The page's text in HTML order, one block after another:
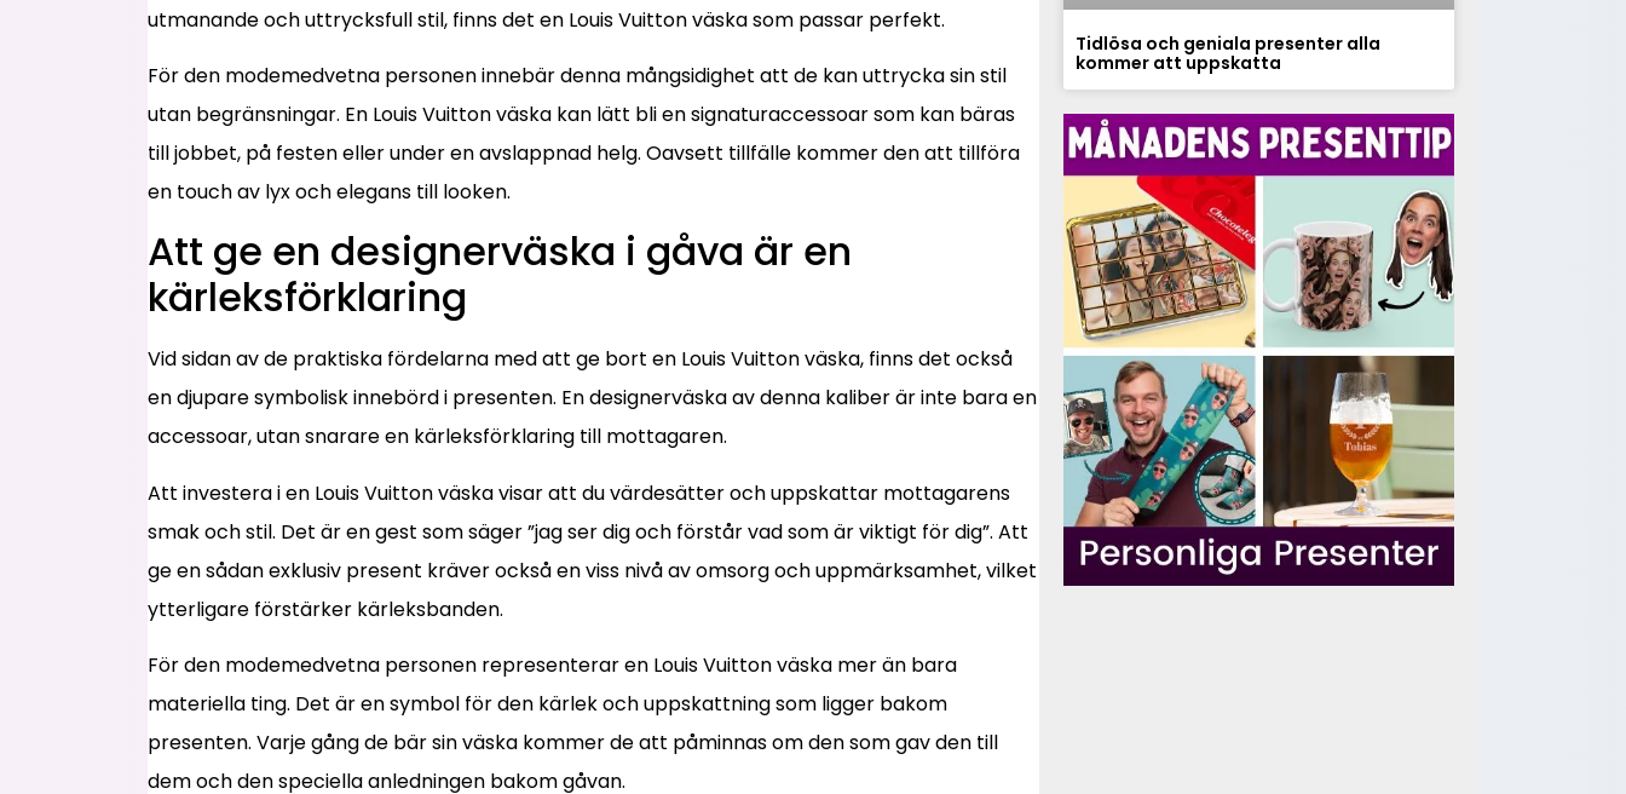
utmanande och uttrycksfull stil, finns det en Louis Vuitton väska som passar perfekt.
För den modemedvetna personen innebär denna mångsidighet att de kan uttrycka sin stil
utan begränsningar. En Louis Vuitton väska kan lätt bli en signaturaccessoar som kan bäras
till jobbet, på festen eller under en avslappnad helg. Oavsett tillfälle kommer den att tillföra
en touch av lyx och elegans till looken.
Att ge en designerväska i gåva är en
kärleksförklaring
Vid sidan av de praktiska fördelarna med att ge bort en Louis Vuitton väska, finns det också
en djupare symbolisk innebörd i presenten. En designerväska av denna kaliber är inte bara en
accessoar, utan snarare en kärleksförklaring till mottagaren.
Att investera i en Louis Vuitton väska visar att du värdesätter och uppskattar mottagarens
smak och stil. Det är en gest som säger ”jag ser dig och förstår vad som är viktigt för dig”. Att
ge en sådan exklusiv present kräver också en viss nivå av omsorg och uppmärksamhet, vilket
ytterligare förstärker kärleksbanden.
För den modemedvetna personen representerar en Louis Vuitton väska mer än bara
materiella ting. Det är en symbol för den kärlek och uppskattning som ligger bakom
presenten. Varje gång de bär sin väska kommer de att påminnas om den som gav den till
dem och den speciella anledningen bakom gåvan.
Tidlösa och geniala presenter alla
kommer att uppskatta